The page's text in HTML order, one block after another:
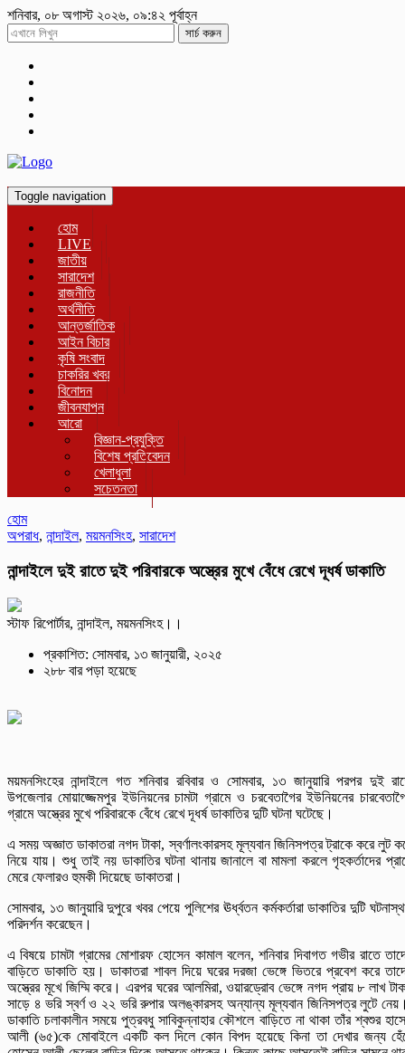
শনিবার, ০৮ অগাস্ট ২০২৬, ০৯:৪২ পূর্বাহ্ন
সার্চ করুন
Toggle navigation
হোম
LIVE
জাতীয়
সারাদেশ
রাজনীতি
অর্থনীতি
আন্তর্জাতিক
আইন বিচার
কৃষি সংবাদ
চাকরির খবর
বিনোদন
জীবনযাপন
আরো
বিজ্ঞান-প্রযুক্তি
বিশেষ প্রতিবেদন
খেলাধুলা
সচেতনতা
হোম
অপরাধ, নান্দাইল, ময়মনসিংহ, সারাদেশ
নান্দাইলে দুই রাতে দুই পরিবারকে অস্ত্রের মুখে বেঁধে রেখে দূধর্ষ ডাকাতি
স্টাফ রিপোর্টার, নান্দাইল, ময়মনসিংহ।।
প্রকাশিত: সোমবার, ১৩ জানুয়ারী, ২০২৫
২৮৮ বার পড়া হয়েছে
ময়মনসিংহের নান্দাইলে গত শনিবার রবিবার ও সোমবার, ১৩ জানুয়ারি পরপর দুই
উপজেলার মোয়াজ্জেমপুর ইউনিয়নের চামটা গ্রামে ও চরবেতাগৈর ইউনিয়নের
গ্রামে অস্ত্রের মুখে পরিবারকে বেঁধে রেখে দূধর্ষ ডাকাতির দুটি ঘটনা ঘটেছে।
এ সময় অজ্ঞাত ডাকাতরা নগদ টাকা, স্বর্ণালংকারসহ মূল্যবান জিনিসপত্র ট্রাকে করে লুট
নিয়ে যায়। শুধু তাই নয় ডাকাতির ঘটনা থানায় জানালে বা মামলা করলে গৃহকর্তাদের
মেরে ফেলারও হুমকী দিয়েছে ডাকাতরা।
সোমবার, ১৩ জানুয়ারি দুপুরে খবর পেয়ে পুলিশের ঊর্ধ্বতন কর্মকর্তারা ডাকাতির দুটি
পরিদর্শন করেছেন।
এ বিষয়ে চামটা গ্রামের মোশারফ হোসেন কামাল বলেন, শনিবার দিবাগত গভীর রাতে
বাড়িতে ডাকাতি হয়। ডাকাতরা শাবল দিয়ে ঘরের দরজা ভেঙ্গে ভিতরে প্রবেশ করে
অস্ত্রের মূখে জিম্মি করে। এরপর ঘরের আলমিরা, ওয়ারড্রোব ভেঙ্গে নগদ প্রায় ৮ লাখ
সাড়ে ৪ ভরি স্বর্ণ ও ২২ ভরি রুপার অলঙ্কারসহ অন্যান্য মূল্যবান জিনিসপত্র লুটে
ডাকাতি চলাকালীন সময়ে পুত্রবধু সাবিকুন্নাহার কৌশলে বাড়িতে না থাকা তাঁর শ্বশুর
আলী (৬৫)কে মোবাইলে একটি কল দিলে কোন বিপদ হয়েছে কিনা তা দেখার জন্য